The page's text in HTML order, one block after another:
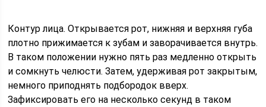
Контур лица. Открывается рот, нижняя и верхняя губа
плотно прижимается к зубам и заворачивается внутрь.
В таком положении нужно пять раз медленно открыть
и сомкнуть челюсти. Затем, удерживая рот закрытым,
немного приподнять подбородок вверх.
Зафиксировать его на несколько секунд в таком